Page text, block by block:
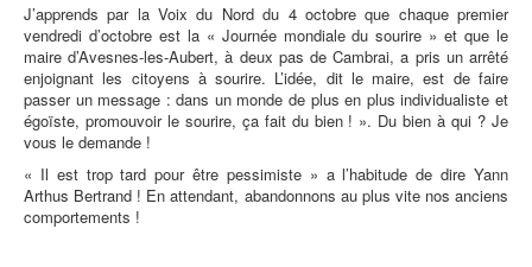
J’apprends par la Voix du Nord du 4 octobre que chaque premier
vendredi d’octobre est la « Journée mondiale du sourire » et que le
maire d’Avesnes-les-Aubert, à deux pas de Cambrai, a pris un arrêté
enjoignant les citoyens à sourire. L’idée, dit le maire, est de faire
passer un message : dans un monde de plus en plus individualiste et
égoïste, promouvoir le sourire, ça fait du bien ! ». Du bien à qui ? Je
vous le demande !
« Il est trop tard pour être pessimiste » a l’habitude de dire Yann
Arthus Bertrand ! En attendant, abandonnons au plus vite nos anciens
comportements !